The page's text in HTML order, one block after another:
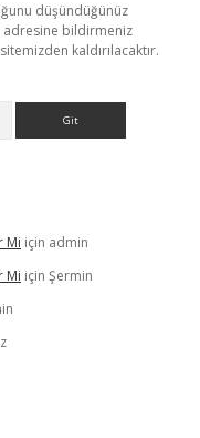
düşündüğünüz
adresine bildirmeniz
kaldırılacaktır.
Mi için admin
Mi için Şermin